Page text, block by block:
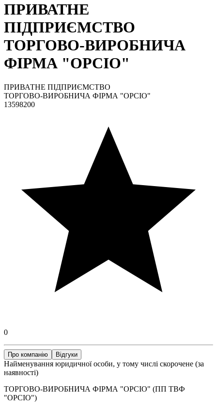
ПРИВАТНЕ
ПІДПРИЄМСТВО
ТОРГОВО-ВИРОБНИЧА
ФІРМА "ОРСІО"
ПРИВАТНЕ ПІДПРИЄМСТВО
ТОРГОВО-ВИРОБНИЧА ФІРМА "ОРСІО"
13598200
0
Про компанію Відгуки
Найменування юридичної особи, у тому числі скорочене (за
наявності)
ТОРГОВО-ВИРОБНИЧА ФІРМА "ОРСІО" (ПП ТВФ
"ОРСІО")